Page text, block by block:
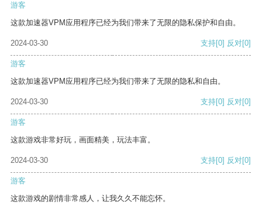
游客
这款加速器VPM应用程序已经为我们带来了无限的隐私保护和自由。
2024-03-30 支持[0] 反对[0]
游客
这款加速器VPM应用程序已经为我们带来了无限的隐私和自由。
2024-03-30 支持[0] 反对[0]
游客
这款游戏非常好玩，画面精美，玩法丰富。
2024-03-30 支持[0] 反对[0]
游客
这款游戏的剧情非常感人，让我久久不能忘怀。